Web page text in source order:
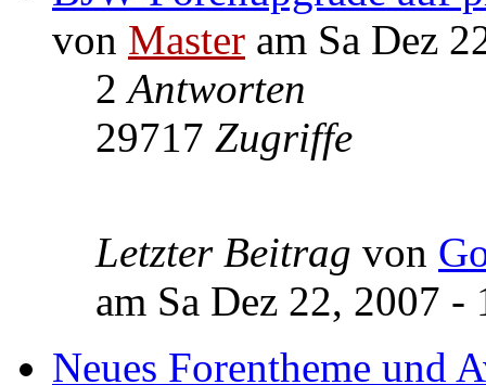
von Master am Sa Dez
2Antworten
29717 Zugriffe
Letzter Beitrag von
am Sa Dez 22, 2007 -
Neues Forentheme und